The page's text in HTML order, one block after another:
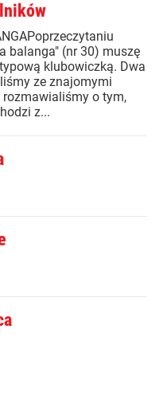
balanga" (nr 30) muszę
klubowiczką. Dwa
ze znajomymi
o tym,
z...